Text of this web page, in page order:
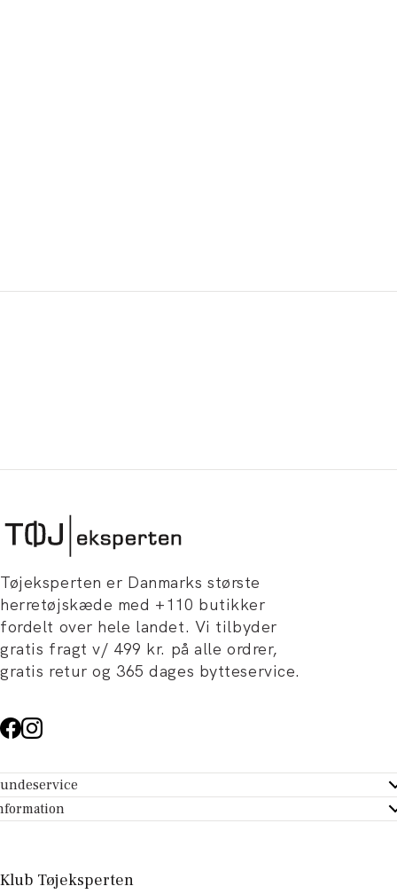
Tøjeksperten er Danmarks største
herretøjskæde med +110 butikker
fordelt over hele landet. Vi tilbyder
gratis fragt v/ 499 kr. på alle ordrer,
gratis retur og 365 dages bytteservice.
- Hjælpecenter
dit køb
Tøjeksperten
og artikler
Klub Tøjeksperten